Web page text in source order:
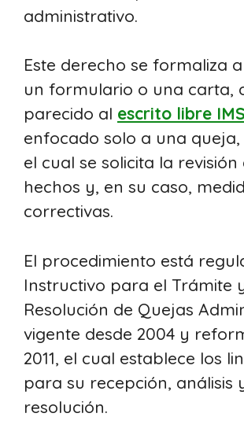
administrativo.
Este derecho se formaliza
un formulario o una carta,
parecido al escrito libre
enfocado solo a una
el cual se solicita la revisión
hechos y, en su caso,
correctivas.
El procedimiento está
Instructivo para el Trámite
Resolución de Quejas
vigente desde 2004 y
2011, el cual establece los
para su recepción, análisis
resolución.